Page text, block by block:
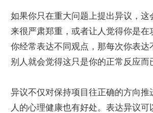
如果你只在重大问题上提出异议，这
来很严肃郑重，或者让人觉得你是在
你经常表达不同观点，那每次你表达
别人就会觉得这只是你的正常反应而
异议不仅对保持项目往正确的方向推
人的心理健康也有好处。表达异议可